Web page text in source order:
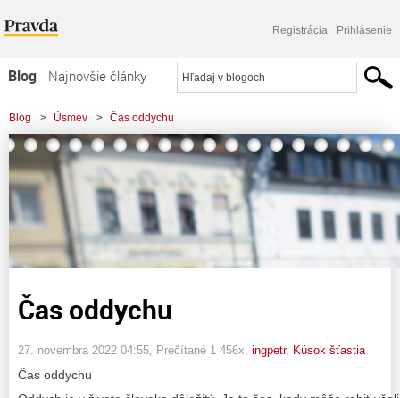
Registrácia Prihlásenie
Blog
Najnovšie články
Najčítanejšie články
Najkomentovanejšie články
Zoznam blogov
Komerčné blogy
Blog > Úsmev > Čas oddychu
Čas oddychu
27. novembra 2022 04:55 , Prečítané 1 456x, ingpetr, Kúsok šťastia
Čas oddychu